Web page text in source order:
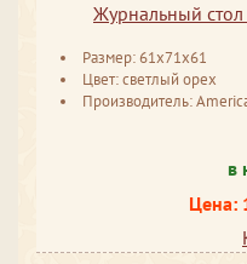
Журнальный
Размер: 61x71x61
Цвет: светлый орех
Производитель:
в
Цена: